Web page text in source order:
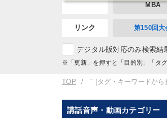
MBA
リンク 第150回大
デジタル版対応のみ検索結
※「更新」を押すと「目的別」「タ
TOP " [タグ・キーワードか
講話音声・動画カテゴリー